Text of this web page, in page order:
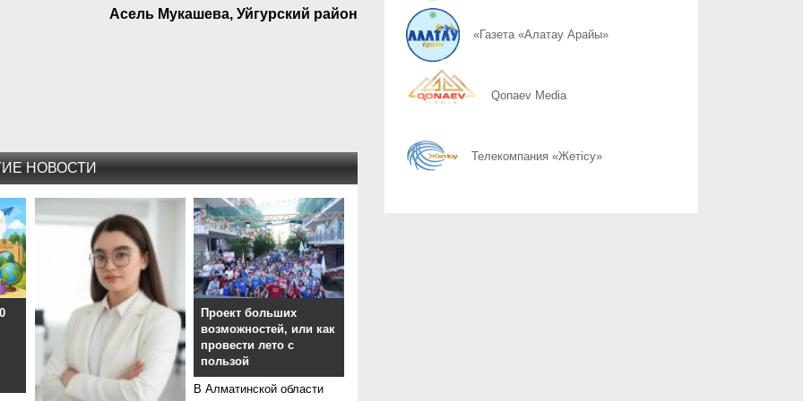
Асель Мукашева, Уйгурский район
НОВОСТИ
Проект больших
возможностей, или как
провести лето с
пользой
В Алматинской области
07.08
07.08
07.08 Курултай-2026: партии вернулись в регионы после дебатов
«Газета «Алатау Арайы»
Qonaev Media
Телекомпания «Жетісу»